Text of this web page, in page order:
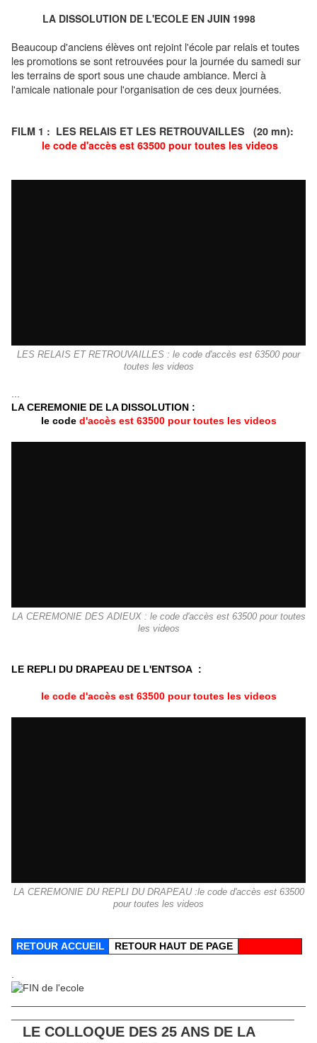
LA DISSOLUTION DE L'ECOLE EN JUIN 1998
Beaucoup d'anciens élèves ont rejoint l'école par relais et toutes
les promotions se sont retrouvées pour la journée du samedi sur
les terrains de sport sous une chaude ambiance. Merci à
l'amicale nationale pour l'organisation de ces deux journées.
FILM 1 : LES RELAIS ET LES RETROUVAILLES (20 mn):
le code d'accès est 63500 pour toutes les videos
LES RELAIS ET RETROUVAILLES : le code d'accès est 63500 pour
toutes les videos
LA CEREMONIE DE LA DISSOLUTION :
le coded'accès est 63500 pour toutes les videos
LA CEREMONIE DES ADIEUX : le code d'accès est 63500 pour toutes
les videos
LE REPLI DU DRAPEAU DE L'ENTSOA :
le code d'accès est 63500 pour toutes les videos
LA CEREMONIE DU REPLI DU DRAPEAU :le code d'accès est 63500
pour toutes les videos
RETOUR ACCUEIL RETOUR HAUT DE PAGE
LE COLLOQUE DES 25 ANS DE LA